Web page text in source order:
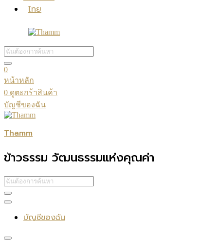
ไทย
0
หน้าหลัก
0 ดูตะกร้าสินค้า
บัญชีของฉัน
Thamm
ข้าวธรรม วัฒนธรรมแห่งคุณค่า
บัญชีของฉัน